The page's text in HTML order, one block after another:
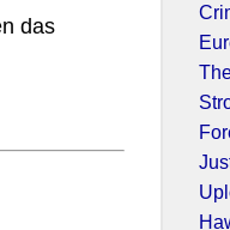
das